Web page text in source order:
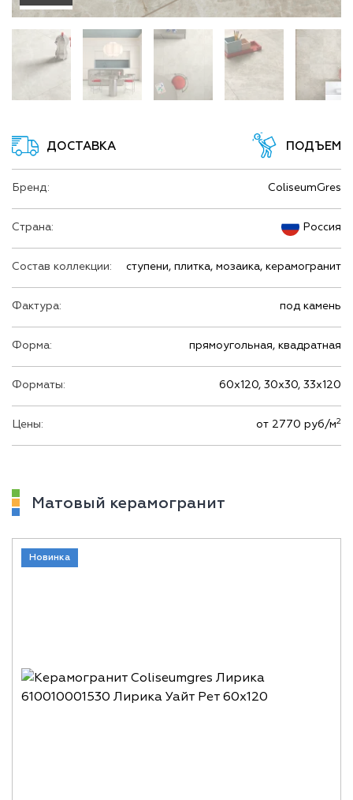
ДОСТАВКА ПОДЪЕМ
Бренд: ColiseumGres
Страна: Россия
Состав коллекции: ступени, плитка, мозаика, керамогранит
Фактура: под камень
Форма: прямоугольная, квадратная
Форматы: 60х120, 30х30, 33х120
Цены: от 2770 руб/м2
Матовый керамогранит
Новинка